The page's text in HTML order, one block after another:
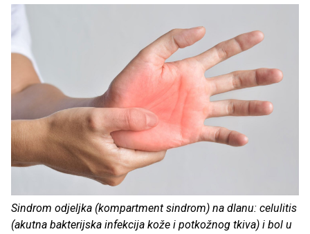
Sindrom odjeljka (kompartment sindrom) na dlanu: celulitis
(akutna bakterijska infekcija kože i potkožnog tkiva) i bol u